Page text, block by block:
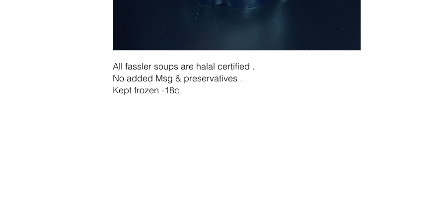
All fassler soups are halal certified .
No added Msg & preservatives .
Kept frozen -18c